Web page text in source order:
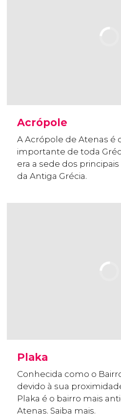
Acrópole
A Acrópole de Atenas é
importante de toda
era a sede dos
da Antiga Grécia.
Plaka
Conhecida como o
devido à sua
Plaka é o bairro mais
Atenas. Saiba mais.